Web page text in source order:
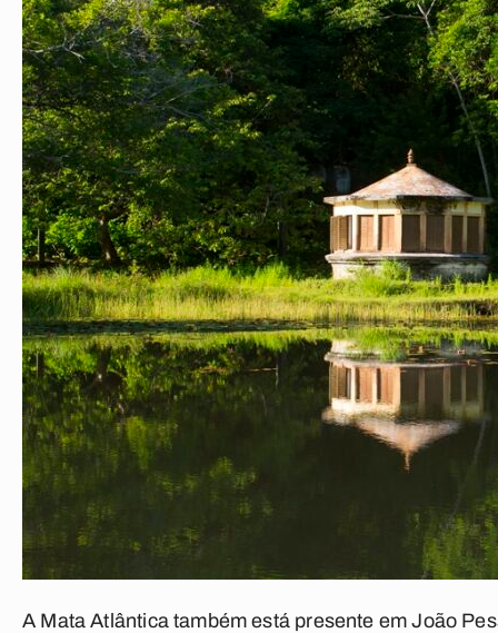
A Mata Atlântica também está presente em João